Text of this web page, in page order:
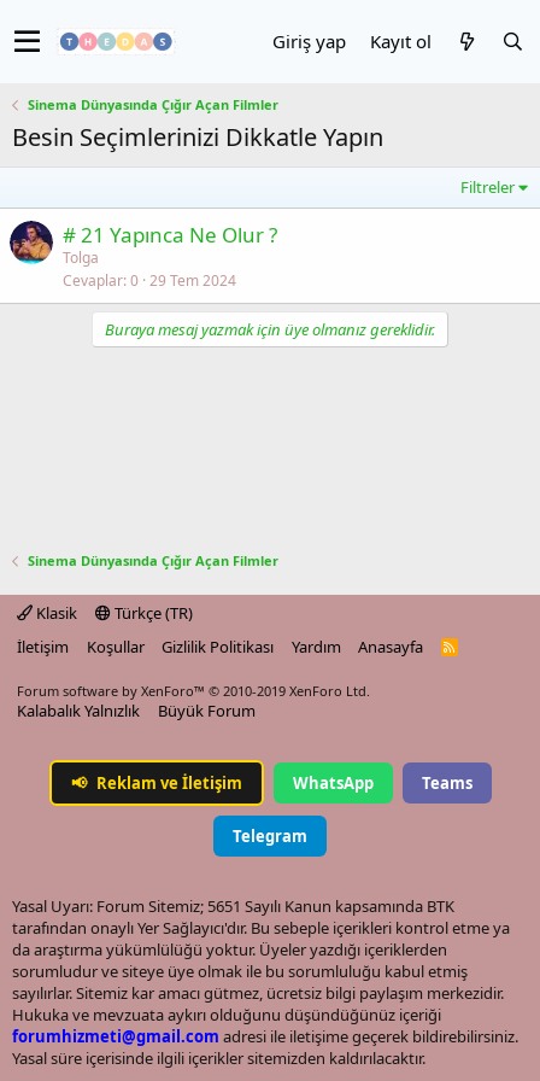
Giriş yap Kayıt ol
Sinema Dünyasında Çığır Açan Filmler
Besin Seçimlerinizi Dikkatle Yapın
Filtreler
# 21 Yapınca Ne Olur ?
Tolga
Cevaplar 0 29 Tem 2024
Buraya mesaj yazmak için üye olmanız gereklidir.
Sinema Dünyasında Çığır Açan Filmler
Klasik
Türkçe (TR)
İletişim
Koşullar Gizlilik Politikası Yardım Anasayfa
R
Forum software by XenForo™ © 2010-2019 XenForo Ltd.
Kalabalık Yalnızlık Büyük Forum
📢 Reklam ve İletişim WhatsApp Teams
Telegram
Yasal Uyarı: Forum Sitemiz; 5651 Sayılı Kanun kapsamında BTK
tarafından onaylı Yer Sağlayıcı'dır. Bu sebeple içerikleri kontrol etme ya
da araştırma yükümlülüğü yoktur. Üyeler yazdığı içeriklerden
sorumludur ve siteye üye olmak ile bu sorumluluğu kabul etmiş
sayılırlar. Sitemiz kar amacı gütmez, ücretsiz bilgi paylaşım merkezidir.
Hukuka ve mevzuata aykırı olduğunu düşündüğünüz içeriği
forumhizmeti@gmail.com adresi ile iletişime geçerek bildirebilirsiniz.
Yasal süre içerisinde ilgili içerikler sitemizden kaldırılacaktır.